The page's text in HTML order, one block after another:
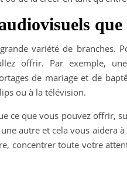
variété de branches.
offrir. Par exemple,
de mariage et de
ou à la télévision.
ce que vous pouvez offrir,
autre et cela vous aidera
concentrer toute votre